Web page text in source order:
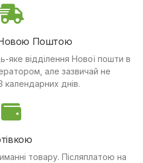
Поштою
яке відділення Нової пошти в
але зазвичай не
календарних днів.
товару. Післяплатою на